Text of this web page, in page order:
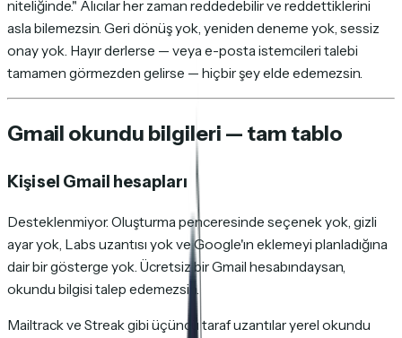
niteliğinde." Alıcılar her zaman reddedebilir ve reddettiklerini
asla bilemezsin. Geri dönüş yok, yeniden deneme yok, sessiz
onay yok. Hayır derlerse — veya e-posta istemcileri talebi
tamamen görmezden gelirse — hiçbir şey elde edemezsin.
Gmail okundu bilgileri — tam tablo
Kişisel Gmail hesapları
Desteklenmiyor. Oluşturma penceresinde seçenek yok, gizli
ayar yok, Labs uzantısı yok ve Google'ın eklemeyi planladığına
dair bir gösterge yok. Ücretsiz bir Gmail hesabındaysan,
okundu bilgisi talep edemezsin.
Mailtrack ve Streak gibi üçüncü taraf uzantılar yerel okundu